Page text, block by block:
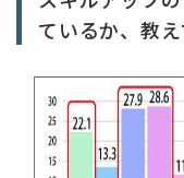
ているか、教え